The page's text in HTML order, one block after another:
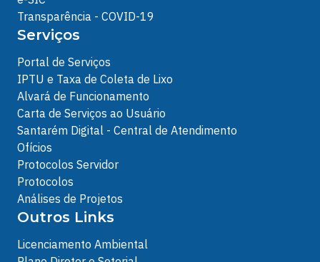
Transparência - COVID-19
Serviços
Portal de Serviços
IPTU e Taxa de Coleta de Lixo
Alvará de Funcionamento
Carta de Serviços ao Usuário
Santarém Digital - Central de Atendimento
Ofícios
Protocolos Servidor
Protocolos
Análises de Projetos
Outros Links
Licenciamento Ambiental